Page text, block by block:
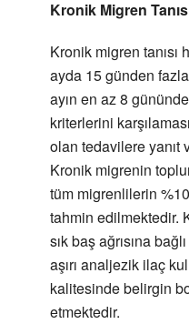
Kronik Migren
Kronik migren tanısı
ayda 15 günden fazla
ayın en az 8
kriterlerini
olan tedavilere yanıt
Kronik migrenin
tüm migrenlilerin
tahmin edilmektedir.
sık baş ağrısına
aşırı analjezik ilaç
kalitesinde belirgin
etmektedir.